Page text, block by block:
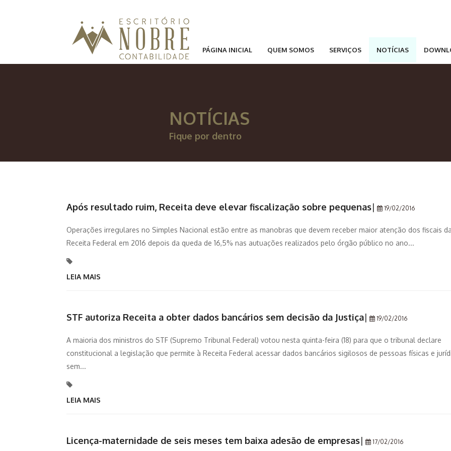
PÁGINA INICIAL QUEM SOMOS SERVIÇOS NOTÍCIAS
NOTÍCIAS
Fique por dentro
Após resultado ruim, Receita deve elevar fiscalização sobre pequenas| 19/02/2016
Operações irregulares no Simples Nacional estão entre as manobras que devem receber maior atenção dos fiscais
Receita Federal em 2016 depois da queda de 16,5% nas autuações realizados pelo órgão público no ano...
LEIA MAIS
STF autoriza Receita a obter dados bancários sem decisão da Justiça| 19/02/2016
A maioria dos ministros do STF (Supremo Tribunal Federal) votou nesta quinta-feira (18) para que o tribunal declare
constitucional a legislação que permite à Receita Federal acessar dados bancários sigilosos de pessoas físicas e
sem...
LEIA MAIS
Licença-maternidade de seis meses tem baixa adesão de empresas| 17/02/2016